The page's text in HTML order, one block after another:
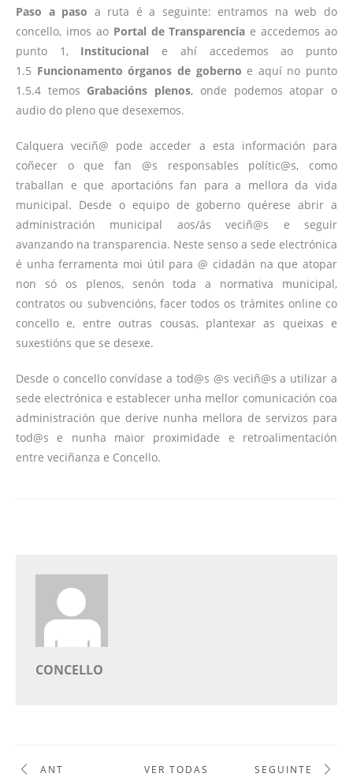
Paso a paso a ruta é a seguinte: entramos na web do
concello, imos ao Portal de Transparencia e accedemos ao
punto 1, Institucional e ahí accedemos ao punto
1.5 Funcionamento órganos de goberno e aquí no punto
1.5.4 temos Grabacións plenos, onde podemos atopar o
audio do pleno que desexemos.
Calquera veciñ@ pode acceder a esta información para
coñecer o que fan @s responsables polític@s, como
traballan e que aportacións fan para a mellora da vida
municipal. Desde o equipo de goberno quérese abrir a
administración municipal aos/ás veciñ@s e seguir
avanzando na transparencia. Neste senso a sede electrónica
é unha ferramenta moi útil para @ cidadán na que atopar
non só os plenos, senón toda a normativa municipal,
contratos ou subvencións, facer todos os trámites online co
concello e, entre outras cousas, plantexar as queixas e
suxestións que se desexe.
Desde o concello convídase a tod@s @s veciñ@s a utilizar a
sede electrónica e establecer unha mellor comunicación coa
administración que derive nunha mellora de servizos para
tod@s e nunha maior proximidade e retroalimentación
entre veciñanza e Concello.
CONCELLO
ANT VER TODAS SEGUINTE